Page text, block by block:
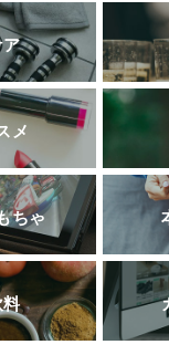
ア
メ
ちゃ
料